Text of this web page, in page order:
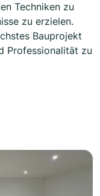
Techniken zu
zu erzielen.
Bauprojekt
Professionalität zu